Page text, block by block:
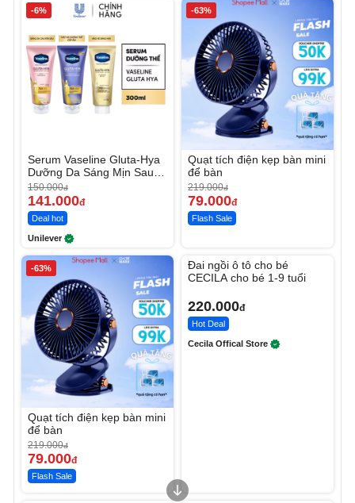
-6%
Serum Vaseline Gluta-Hya
Dưỡng Da Sáng Mịn Sau 7
Ngày
150.000đ
141.000đ
Deal hot
Unilever
-63%
Quạt tích điện kẹp bàn mini
để bàn
219.000đ
79.000đ
Flash Sale
-63%
Quạt tích điện kẹp bàn mini
để bàn
219.000đ
79.000đ
Flash Sale
Đai ngồi ô tô cho bé
CECILA cho bé 1-9 tuổi
220.000đ
Hot Deal
Cecila Offical Store